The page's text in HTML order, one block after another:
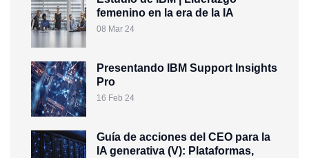
femenino en la era de la IA
08 Mar 24
Presentando IBM Support Insights
Pro
16 Feb 24
Guía de acciones del CEO para la
IA generativa (V): Plataformas,